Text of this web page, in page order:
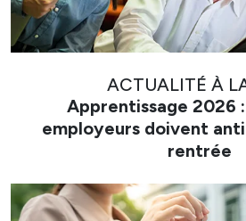
ACTUALITÉ À
Apprentissage 2026
employeurs doivent
rentrée